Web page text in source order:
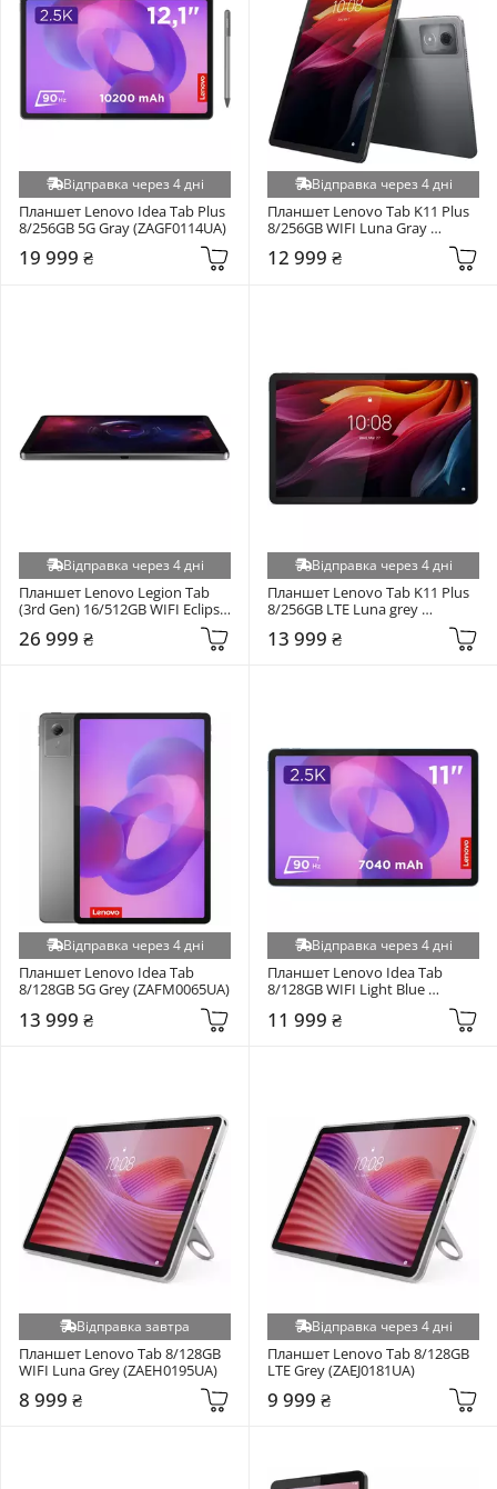
Відправка через 4 дні
Планшет Lenovo Idea Tab Plus
8/256GB 5G Gray (ZAGF0114UA)
19 999 ₴
Відправка через 4 дні
Планшет Lenovo Tab K11 Plus
8/256GB WIFI Luna Gray
12 999 ₴
Відправка через 4 дні
Планшет Lenovo Legion Tab
(3rd Gen) 16/512GB WIFI Eclipse
26 999 ₴
Відправка через 4 дні
Планшет Lenovo Tab K11 Plus
8/256GB LTE Luna grey
13 999 ₴
Відправка через 4 дні
Планшет Lenovo Idea Tab
8/128GB 5G Grey (ZAFM0065UA)
13 999 ₴
Відправка через 4 дні
Планшет Lenovo Idea Tab
8/128GB WIFI Light Blue
11 999 ₴
Відправка завтра
Планшет Lenovo Tab 8/128GB
WIFI Luna Grey (ZAEH0195UA)
8 999 ₴
Відправка через 4 дні
Планшет Lenovo Tab 8/128GB
LTE Grey (ZAEJ0181UA)
9 999 ₴